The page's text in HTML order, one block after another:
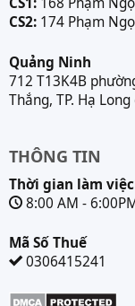
CS2:174 Phạm
Quảng Ninh
712 T13K4B
Thắng, TP. Hạ Long
THÔNG TIN
Thời gian làm việc
8:00 AM -
Mã Số Thuế
0306415241